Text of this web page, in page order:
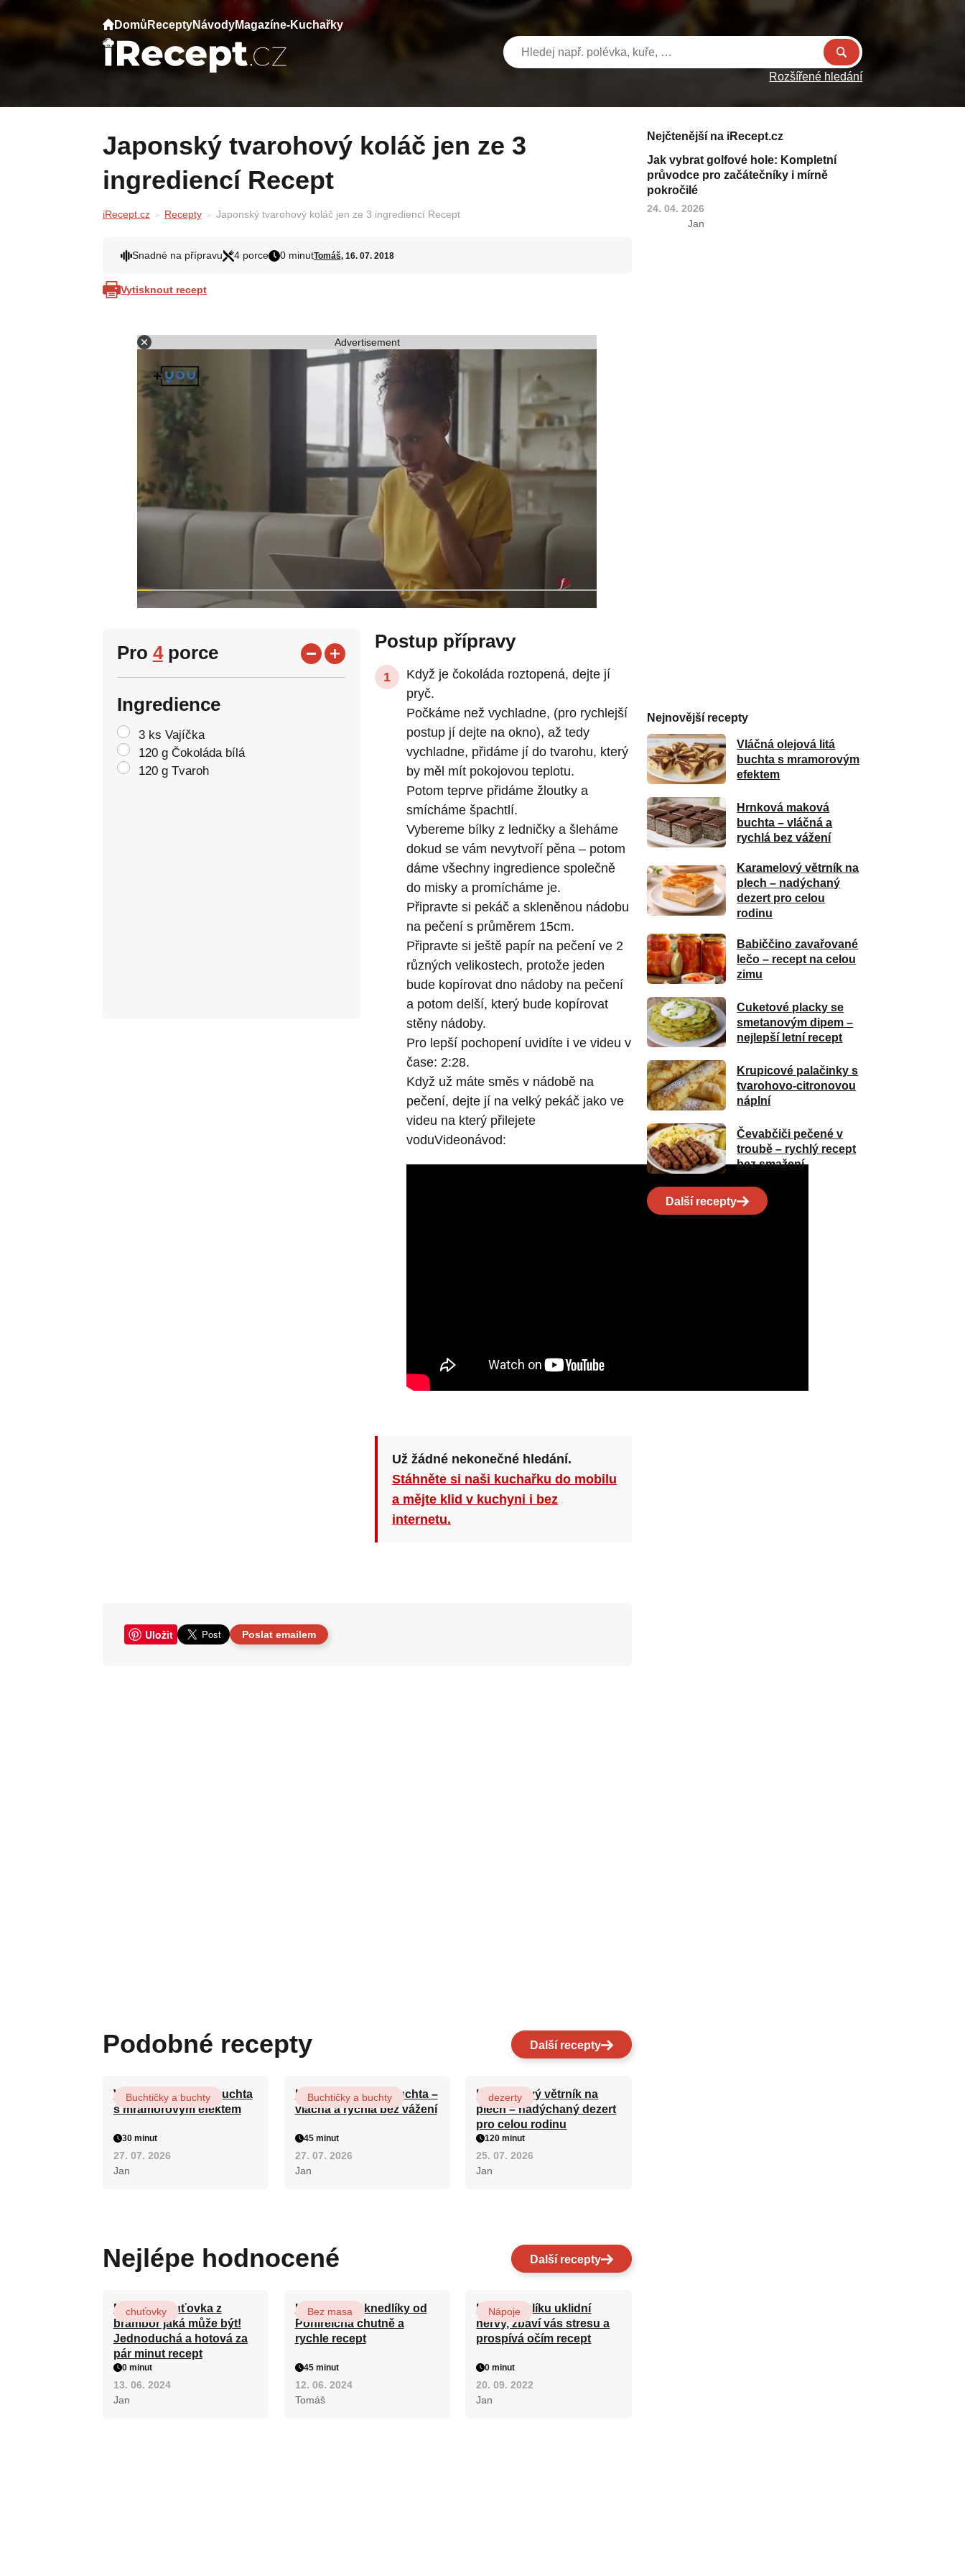
Domů ReceptyNávodyMagazíne-Kuchařky
Rozšířené hledání
Japonský tvarohový koláč jen ze 3
ingrediencí Recept
iRecept.cz Recepty Japonský tvarohový koláč jen ze 3 ingrediencí Recept
Snadné na přípravu 4 porce 0 minutTomáš, 16. 07. 2018
Vytisknout recept
Advertisement
Pro 4porce
Ingredience
3 ks Vajíčka
120 g Čokoláda bílá
120 g Tvaroh
Postup přípravy
Když je čokoláda roztopená, dejte jí
pryč.
Počkáme než vychladne, (pro rychlejší
postup jí dejte na okno), až tedy
vychladne, přidáme jí do tvarohu, který
by měl mít pokojovou teplotu.
Potom teprve přidáme žloutky a
smícháme špachtlí.
Vybereme bílky z ledničky a šleháme
dokud se vám nevytvoří pěna – potom
dáme všechny ingredience společně
do misky a promícháme je.
Připravte si pekáč a skleněnou nádobu
na pečení s průměrem 15cm.
Připravte si ještě papír na pečení ve 2
různých velikostech, protože jeden
bude kopírovat dno nádoby na pečení
a potom delší, který bude kopírovat
stěny nádoby.
Pro lepší pochopení uvidíte i ve videu v
čase: 2:28.
Když už máte směs v nádobě na
pečení, dejte jí na velký pekáč jako ve
videu na který přilejete
voduVideonávod:
Už žádné nekonečné hledání.
Stáhněte si naši kuchařku do mobilu
a mějte klid v kuchyni i bez
internetu.
Uložit Poslat emailem
Podobné recepty Další recepty
Vláčná olejová litá buchta
s mramorovým efektem
Buchtičky a buchty
30 minut
27. 07. 2026
Jan
Hrnková maková buchta –
vláčná a rychlá bez vážení
Buchtičky a buchty
45 minut
27. 07. 2026
Jan
Karamelový větrník na
plech – nadýchaný dezert
pro celou rodinu
dezerty
120 minut
25. 07. 2026
Jan
Nejlépe hodnocené Další recepty
Nejlepší chuťovka z
brambor jaká může být!
Jednoduchá a hotová za
pár minut recept
chuťovky
0 minut
13. 06. 2024
Jan
Karlovarské knedlíky od
Pohlreicha chutně a
rychle recept
Bez masa
45 minut
12. 06. 2024
Tomáš
Kořen kozlíku uklidní
nervy, zbaví vás stresu a
prospívá očím recept
Nápoje
0 minut
20. 09. 2022
Jan
Nejčtenější na iRecept.cz
Jak vybrat golfové hole: Kompletní
průvodce pro začátečníky i mírně
pokročilé
24. 04. 2026
Jan
Nejnovější recepty
Vláčná olejová litá
buchta s mramorovým
efektem
Hrnková maková
buchta – vláčná a
rychlá bez vážení
Karamelový větrník na
plech – nadýchaný
dezert pro celou
rodinu
Babiččino zavařované
lečo – recept na celou
zimu
Cuketové placky se
smetanovým dipem –
nejlepší letní recept
Krupicové palačinky s
tvarohovo-citronovou
náplní
Čevabčiči pečené v
troubě – rychlý recept
bez smažení
Další recepty